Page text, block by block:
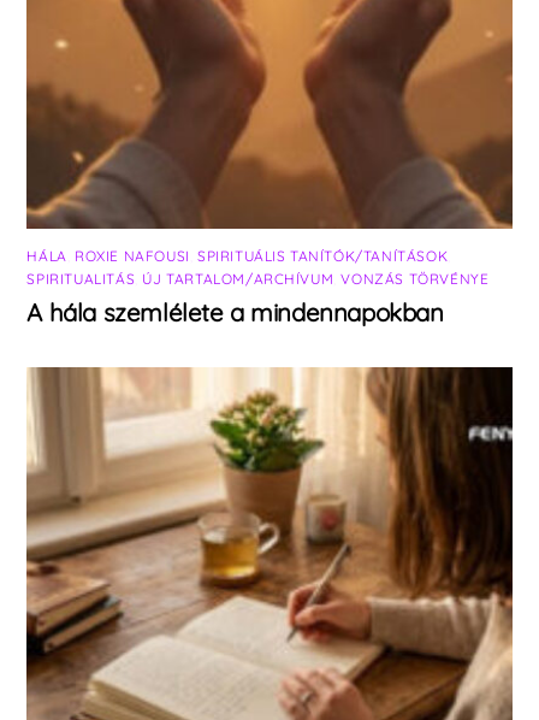
HÁLA ROXIE NAFOUSI SPIRITUÁLIS TANÍTÓK/TANÍTÁSOK
SPIRITUALITÁS ÚJ TARTALOM/ARCHÍVUM ,VONZÁS TÖRVÉNYE
A hála szemlélete a mindennapokban